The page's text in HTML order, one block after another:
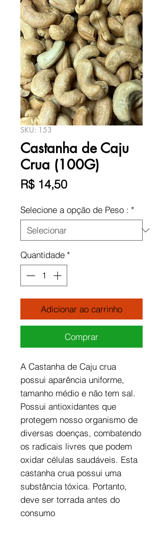
SKU: 153
Castanha de Caju
Crua (100G)
R$ 14,50Preço
Selecione a opção de Peso : *
Quantidade *
Adicionar ao carrinho
Comprar
A Castanha de Caju crua
possui aparência uniforme,
tamanho médio e não tem sal.
Possui antioxidantes que
protegem nosso organismo de
diversas doenças, combatendo
os radicais livres que podem
oxidar células saudáveis. Esta
castanha crua possui uma
substância tóxica. Portanto,
deve ser torrada antes do
consumo